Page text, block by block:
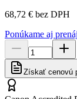
68,72 € bez DPH
Ponúkame aj
Získať cenovú